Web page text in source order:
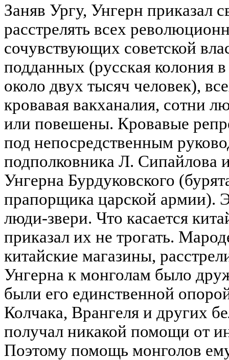
Заняв Ургу, Унгерн приказал
расстрелять всех
сочувствующих советской
подданных (русская колония
около двух тысяч человек),
кровавая вакханалия, сотни
или повешены. Кровавые
под непосредственным
подполковника Л. Сипайлова
Унгерна Бурдуковского
прапорщика царской армии).
люди-звери. Что касается
приказал их не трогать.
китайские магазины,
Унгерна к монголам было
были его единственной
Колчака, Врангеля и других
получал никакой помощи от
Поэтому помощь монголов